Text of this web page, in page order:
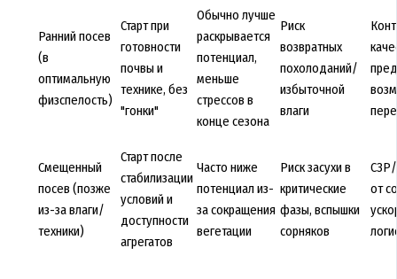
Ранний посев
(в
оптимальную
физспелость)
Старт при
готовности
почвы и
технике, без
"гонки"
Обычно лучше
раскрывается
потенциал,
меньше
стрессов в
конце сезона
Риск
возвратных
похолоданий/
избыточной
влаги
Смещенный
посев (позже
из-за влаги/
техники)
Старт после
стабилизации
условий и
доступности
агрегатов
Часто ниже
потенциал из-
за сокращения
вегетации
Риск засухи в
критические
фазы, вспышки
сорняков
СЗР/
от